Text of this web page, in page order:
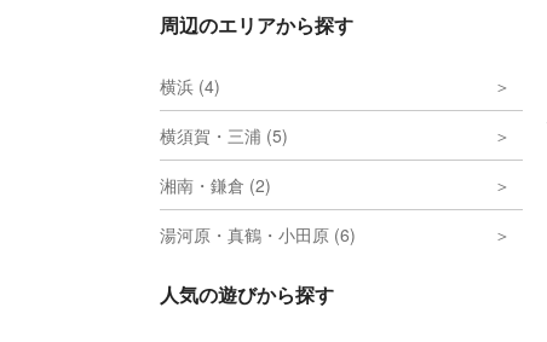
周辺のエリアから探す
横浜 (4)
横須賀・三浦 (5)
湘南・鎌倉 (2)
湯河原・真鶴・小田原 (6)
人気の遊びから探す